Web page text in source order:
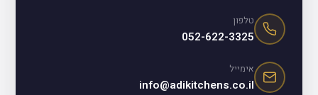
טלפון
052-622-3325
אימייל
info@adikitchens.co.il